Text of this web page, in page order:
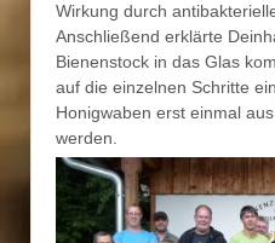
Wirkung durch
Anschließend erklärte
Bienenstock in das Glas
auf die einzelnen Schritte
Honigwaben erst einmal
werden.